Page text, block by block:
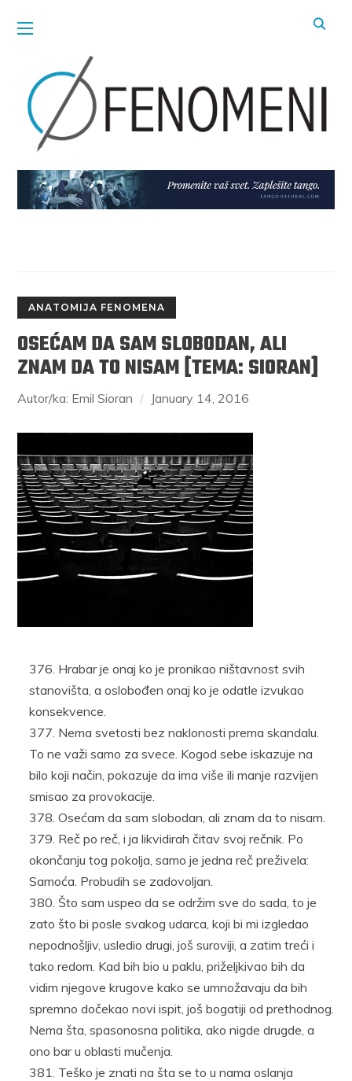
ANATOMIJA FENOMENA
OSEĆAM DA SAM SLOBODAN, ALI
ZNAM DA TO NISAM [TEMA: SIORAN]
Autor/ka: Emil Sioran January 14, 2016
Hrabar je onaj ko je pronikao ništavnost svih
stanovišta, a oslobođen onaj ko je odatle izvukao
konsekvence.
Nema svetosti bez naklonosti prema skandalu.
To ne važi samo za svece. Kogod sebe iskazuje na
bilo koji način, pokazuje da ima više ili manje razvijen
smisao za provokacije.
Osećam da sam slobodan, ali znam da to nisam.
Reč po reč, i ja likvidirah čitav svoj rečnik. Po
okončanju tog pokolja, samo je jedna reč preživela:
Samoća. Probudih se zadovoljan.
Što sam uspeo da se održim sve do sada, to je
zato što bi posle svakog udarca, koji bi mi izgledao
nepodnošljiv, usledio drugi, još suroviji, a zatim treći i
tako redom. Kad bih bio u paklu, priželjkivao bih da
vidim njegove krugove kako se umnožavaju da bih
spremno dočekao novi ispit, još bogatiji od prethodnog.
Nema šta, spasonosna politika, ako nigde drugde, a
ono bar u oblasti mučenja.
Teško je znati na šta se to u nama oslanja